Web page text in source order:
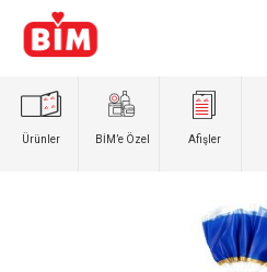
Ürünler BİM’e Özel Afişler